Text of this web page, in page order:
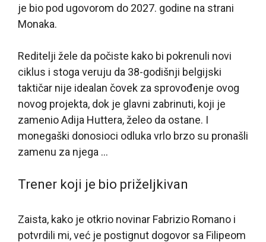
je bio pod ugovorom do 2027. godine na strani
Monaka.
Reditelji žele da počiste kako bi pokrenuli novi
ciklus i stoga veruju da 38-godišnji belgijski
taktičar nije idealan čovek za sprovođenje ovog
novog projekta, dok je glavni zabrinuti, koji je
zamenio Adija Huttera, želeo da ostane. I
monegaški donosioci odluka vrlo brzo su pronašli
zamenu za njega …
Trener koji je bio priželjkivan
Zaista, kako je otkrio novinar Fabrizio Romano i
potvrdili mi, već je postignut dogovor sa Filipeom